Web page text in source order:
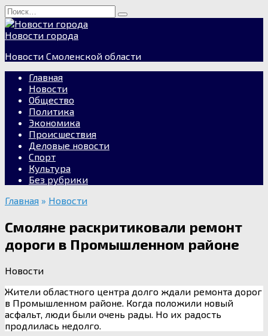
Перейти
к
содержанию
Search
for:
Новости города
Новости Смоленской области
Главная
Новости
Общество
Политика
Экономика
Происшествия
Деловые новости
Спорт
Культура
Без рубрики
Главная » Новости
Смоляне раскритиковали ремонт
дороги в Промышленном районе
Новости
Жители областного центра долго ждали ремонта дорог
в Промышленном районе. Когда положили новый
асфальт, люди были очень рады. Но их радость
продлилась недолго.